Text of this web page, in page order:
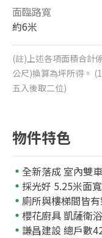
面臨路寬
約6米
(註)上述各項面積合計
公尺)換算為坪所得。
五入後取二位)
物件特色
全新落成 室內雙
採光好 5.25米面
廁所與樓梯間皆
櫻花廚具 凱薩衛
謙昌建設 總戶數